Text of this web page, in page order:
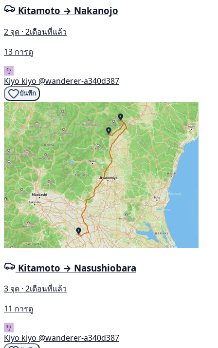
Kitamoto → Nakanojo
2 จุด · 2เดือนที่แล้ว
13 การดู
Kiyo kiyo @wanderer-a340d387
บันทึก
Kitamoto → Nasushiobara
3 จุด · 2เดือนที่แล้ว
11 การดู
Kiyo kiyo @wanderer-a340d387